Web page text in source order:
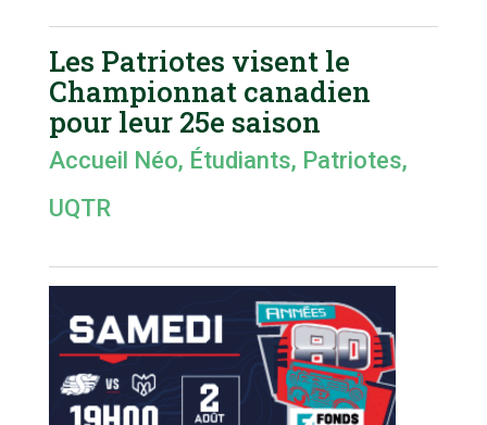
Les Patriotes visent le
Championnat canadien
pour leur 25e saison
Accueil Néo, Étudiants, Patriotes,
UQTR